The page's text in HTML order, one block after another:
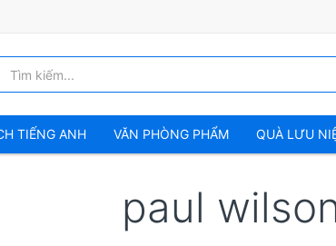
TIẾNG ANH VĂN PHÒNG PHẨM QUÀ LƯU
paul